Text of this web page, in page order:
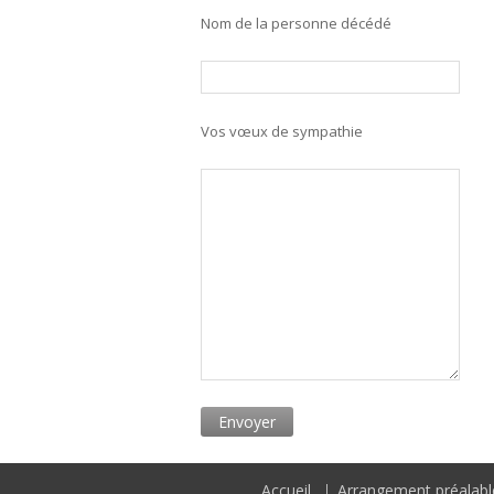
Nom de la personne décédé
Vos vœux de sympathie